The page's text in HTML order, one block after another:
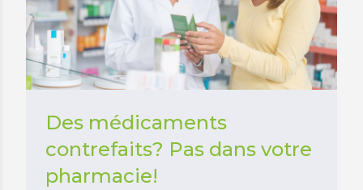
Des médicaments
contrefaits? Pas dans votre
pharmacie!